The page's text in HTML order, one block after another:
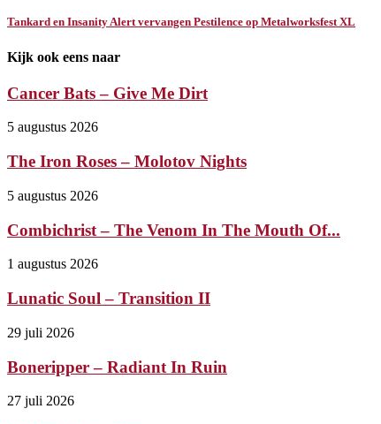
Tankard en Insanity Alert vervangen Pestilence op Metalworksfest XL
Kijk ook eens naar
Cancer Bats – Give Me Dirt
5 augustus 2026
The Iron Roses – Molotov Nights
5 augustus 2026
Combichrist – The Venom In The Mouth Of...
1 augustus 2026
Lunatic Soul – Transition II
29 juli 2026
Boneripper – Radiant In Ruin
27 juli 2026